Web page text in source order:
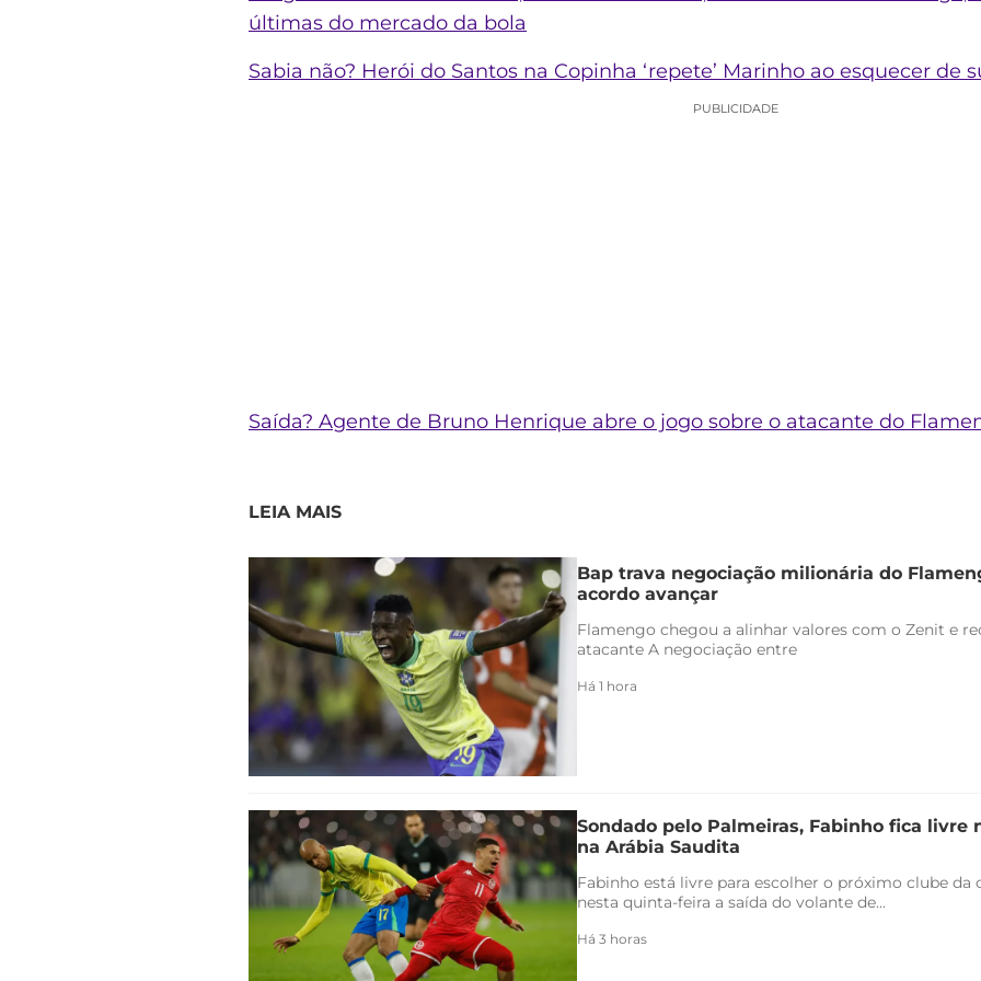
últimas do mercado da bola
Sabia não? Herói do Santos na Copinha ‘repete’ Marinho ao esquecer de
PUBLICIDADE
Saída? Agente de Bruno Henrique abre o jogo sobre o atacante do
LEIA MAIS
Bap trava negociação milionária do
acordo avançar
Flamengo chegou a alinhar valores com o Zenit e
atacante A negociação entre
Há 1 hora
Sondado pelo Palmeiras, Fabinho fica livre
na Arábia Saudita
Fabinho está livre para escolher o próximo clube da
nesta quinta-feira a saída do volante de...
Há 3 horas